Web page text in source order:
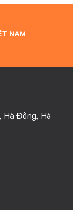
NAM
Hà Đông, Hà